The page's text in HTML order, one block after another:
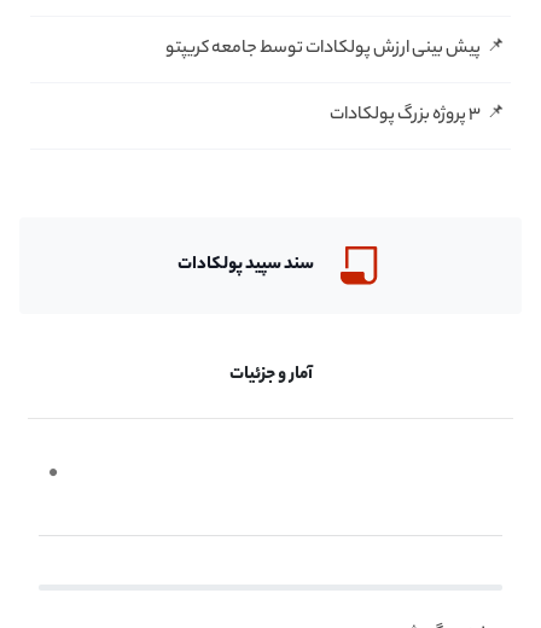
پیش بینی ارزش پولکادات توسط جامعه کریپتو
۳ پروژه بزرگ پولکادات
سند سپیدپولکادات
آمار و جزئیات